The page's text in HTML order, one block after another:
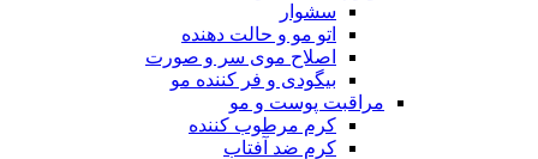
سشوار
اتو مو و حالت دهنده
اصلاح موی سر و صورت
بیگودی و فر کننده مو
مراقبت پوست و مو
کرم مرطوب کننده
کرم ضد آفتاب